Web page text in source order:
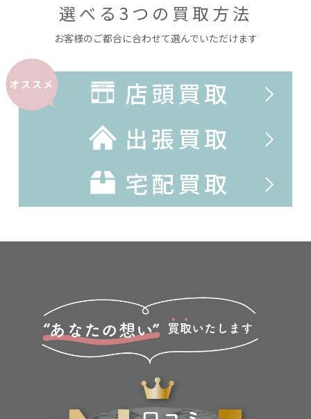
選べる3つの買取方法
お客様のご都合に合わせて選んでいただけます
オススメ
店頭買取
出張買取
宅配買取